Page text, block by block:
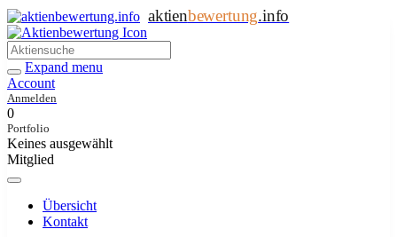
aktienbewertung.info
Expand menu
Account
Anmelden
0
Portfolio
Keines ausgewählt
Mitglied
Übersicht
Kontakt